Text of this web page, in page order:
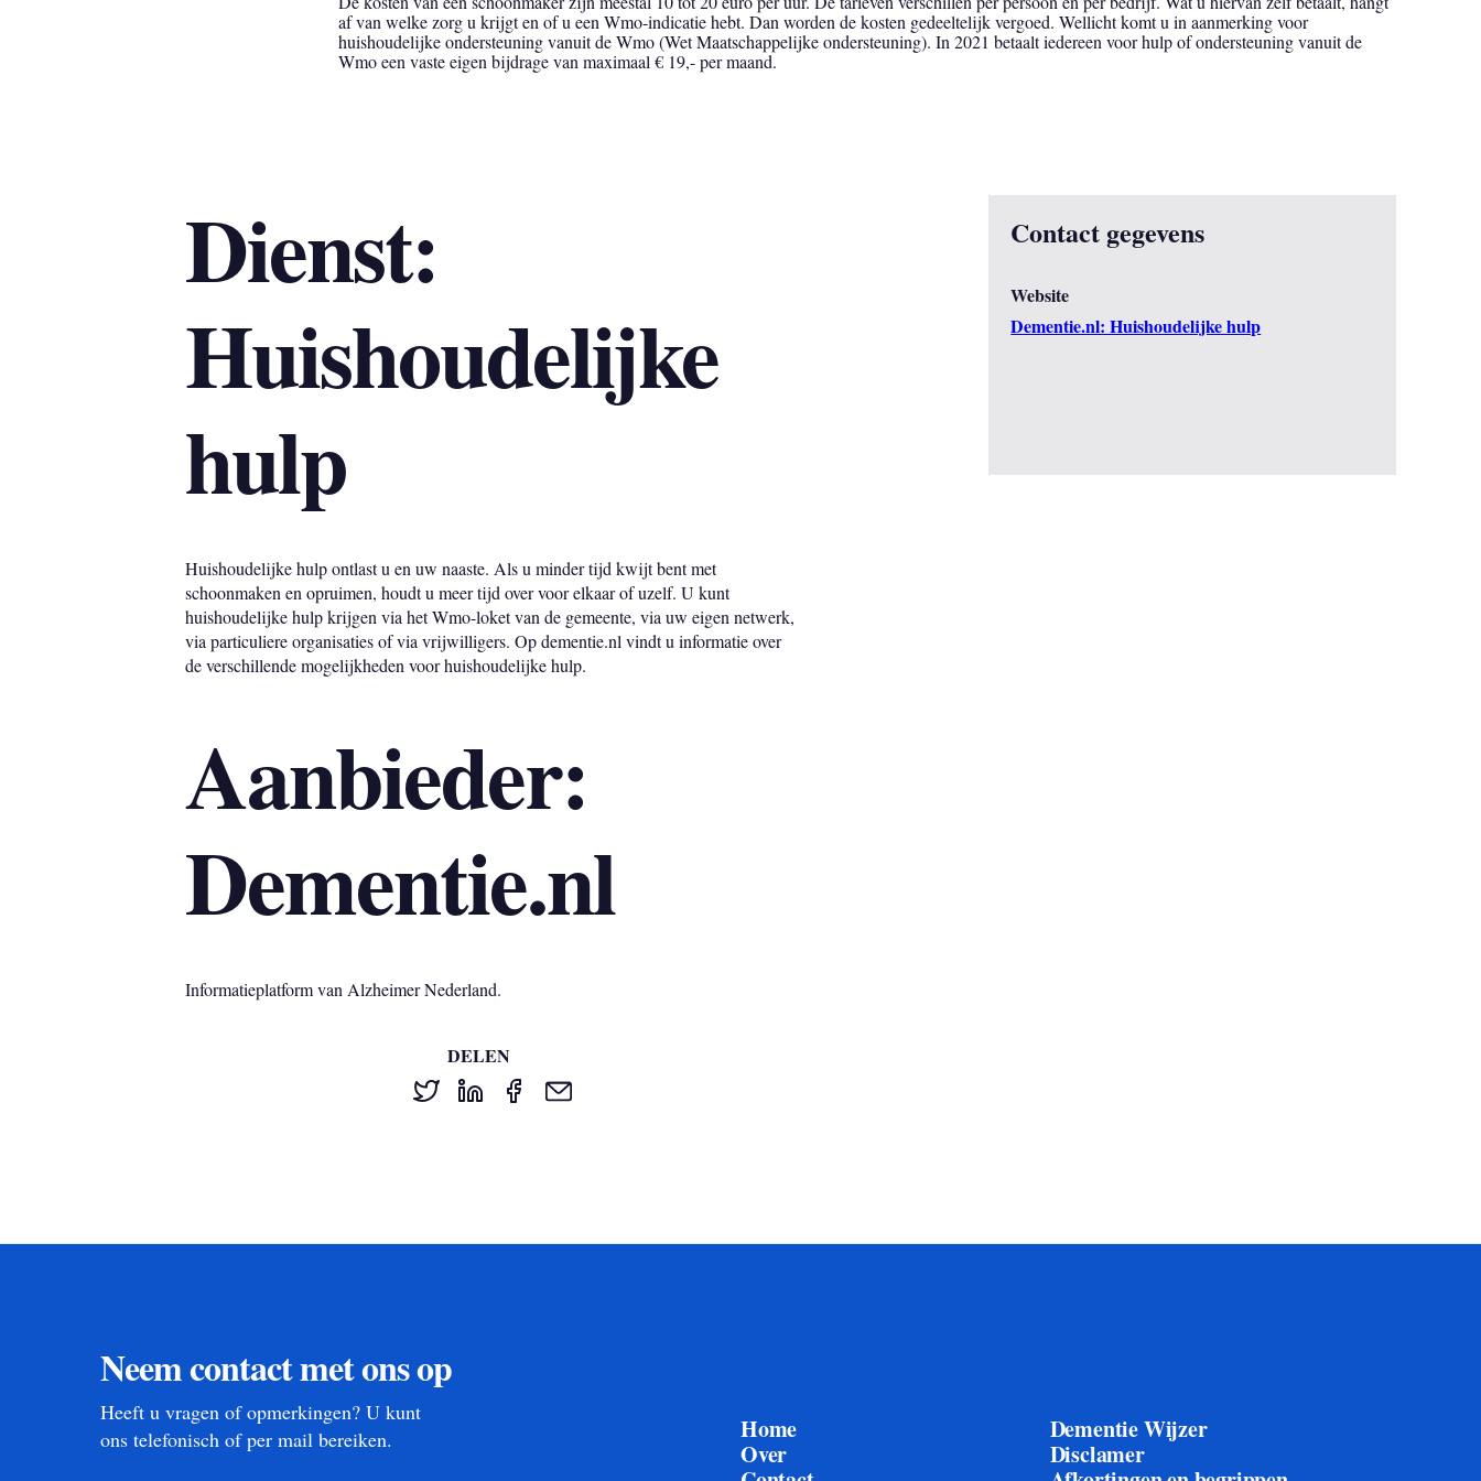
af van welke zorg u krijgt en of u een Wmo-indicatie hebt. Dan worden de kosten gedeeltelijk vergoed. Wellicht komt u in aanmerking voor
huishoudelijke ondersteuning vanuit de Wmo (Wet Maatschappelijke ondersteuning). In 2021 betaalt iedereen voor hulp of ondersteuning vanuit de
Wmo een vaste eigen bijdrage van maximaal € 19,- per maand.
Dienst:
Huishoudelijke
hulp
Huishoudelijke hulp ontlast u en uw naaste. Als u minder tijd kwijt bent met
schoonmaken en opruimen, houdt u meer tijd over voor elkaar of uzelf. U kunt
huishoudelijke hulp krijgen via het Wmo-loket van de gemeente, via uw eigen netwerk,
via particuliere organisaties of via vrijwilligers. Op dementie.nl vindt u informatie over
de verschillende mogelijkheden voor huishoudelijke hulp.
Aanbieder:
Dementie.nl
Informatieplatform van Alzheimer Nederland.
DELEN
Contact gegevens
Website
Dementie.nl: Huishoudelijke hulp
Neem contact met ons op
Heeft u vragen of opmerkingen? U kunt
ons telefonisch of per mail bereiken.
Home
Over
Dementie Wijzer
Disclamer